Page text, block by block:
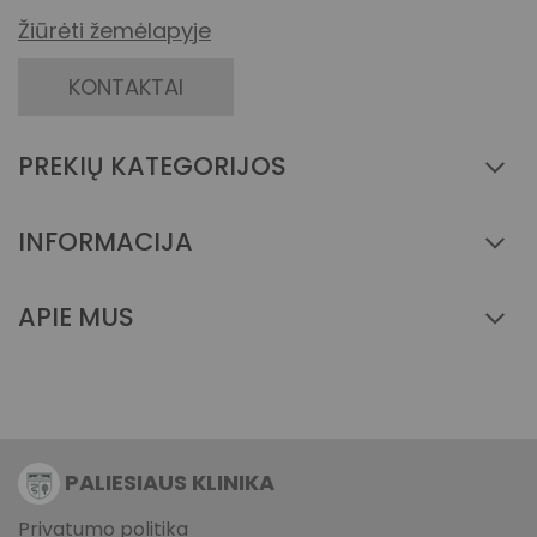
džiovinti žemoje temperatūroje, lyginti žema
temperatūra, negalima valyti sausuoju būdu
Languotas linas
Skalbti 40° C atskirai, nebalinti, džiovinti žemoje
Skalbti 40° C su panašiomis spalvomis, nebalinti,
Žiūrėti žemėlapyje
KONTAKTAI
PREKIŲ KATEGORIJOS
INFORMACIJA
APIE MUS
PALIESIAUS KLINIKA
Privatumo politika